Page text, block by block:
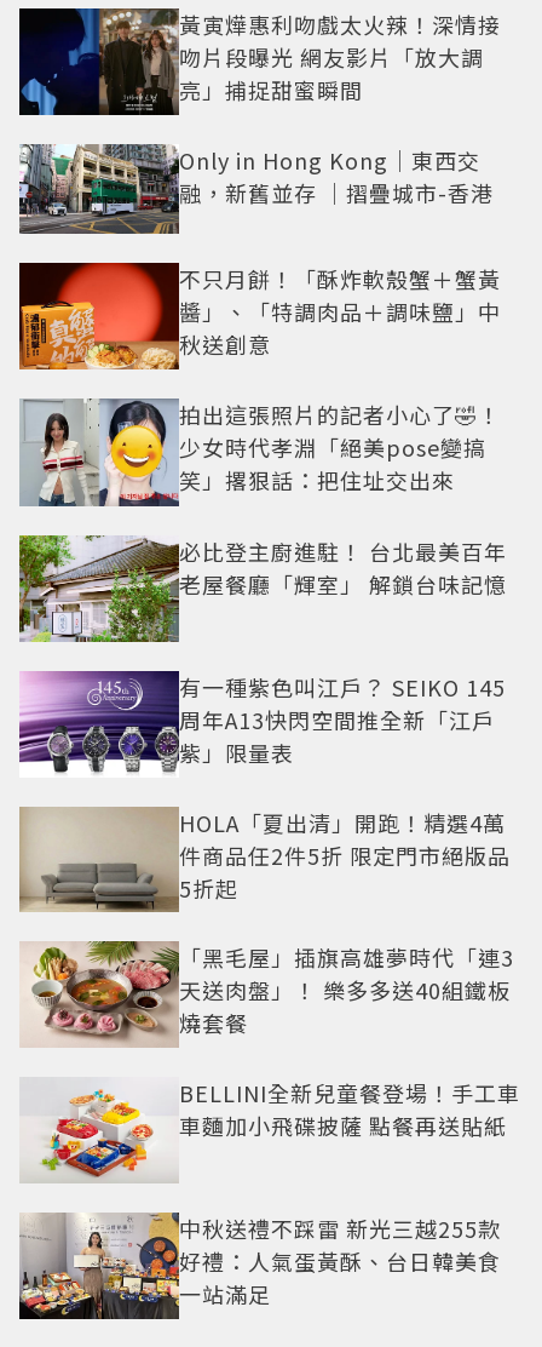
黃寅燁惠利吻戲太火辣！深情接
吻片段曝光 網友影片「放大調
亮」捕捉甜蜜瞬間
Only in Hong Kong｜東西交
融，新舊並存 ｜摺疊城市-香港
不只月餅！「酥炸軟殼蟹＋蟹黃
醬」、「特調肉品＋調味鹽」中
秋送創意
拍出這張照片的記者小心了🤣！
少女時代孝淵「絕美pose變搞
笑」撂狠話：把住址交出來
必比登主廚進駐！ 台北最美百年
老屋餐廳「輝室」 解鎖台味記憶
有一種紫色叫江戶？ SEIKO 145
周年A13快閃空間推全新「江戶
紫」限量表
HOLA「夏出清」開跑！精選4萬
件商品任2件5折 限定門市絕版品
5折起
「黑毛屋」插旗高雄夢時代「連3
天送肉盤」！ 樂多多送40組鐵板
燒套餐
BELLINI全新兒童餐登場！手工車
車麵加小飛碟披薩 點餐再送貼紙
中秋送禮不踩雷 新光三越255款
好禮：人氣蛋黃酥、台日韓美食
一站滿足